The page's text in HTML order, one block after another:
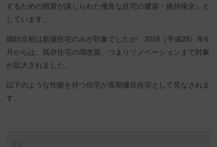
するための措置が講じられた優良な住宅の建築・維持保全』と
しています。
開始当初は新築住宅のみが対象でしたが、2016（平成28）年4
月からは、既存住宅の増改築、つまりリノベーションまで対象
が拡大されました。
以下のような性能を持つ住宅が長期優良住宅として見なされま
す。